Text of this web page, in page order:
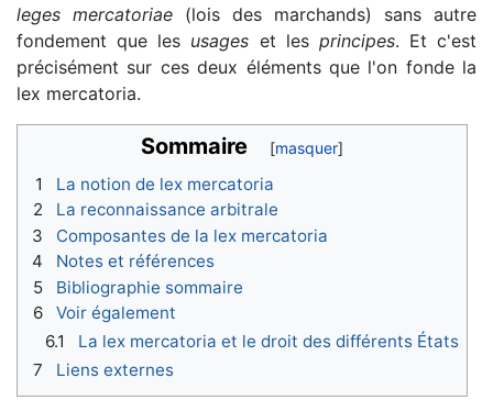
leges mercatoriae (lois des marchands) sans autre
fondement que les usages et les principes. Et c'est
précisément sur ces deux éléments que l'on fonde la
lex mercatoria.
Sommaire
1
La notion de lex mercatoria
2
La reconnaissance arbitrale
3
Composantes de la lex mercatoria
4
Notes et références
5
Bibliographie sommaire
6
Voir également
6.1
La lex mercatoria et le droit des différents États
7
Liens externes